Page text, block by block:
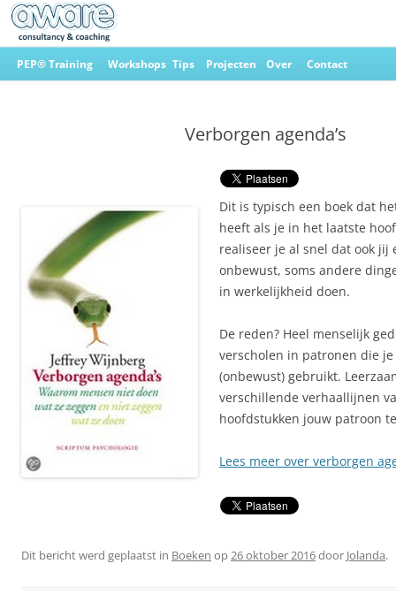
Ga
naar
PEP® Training Workshops Tips Projecten Over Contact
Verborgen agenda’s
Dit is typisch een boek dat
heeft als je in het laatste
realiseer je al snel dat ook jij
onbewust, soms andere
in werkelijkheid doen.
De reden? Heel menselijk
verscholen in patronen die
(onbewust) gebruikt.
verschillende verhaallijnen
hoofdstukken jouw patroon
Lees meer over verborgen
Dit bericht werd geplaatst in Boeken op 26 oktober 2016door Jolanda.